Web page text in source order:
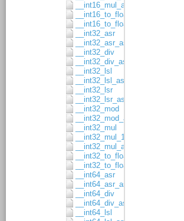
__int16_mul_asgn
__int16_to_float32
__int16_to_float64
__int32_asr
__int32_asr_asgn
__int32_div
__int32_div_asgn
__int32_lsl
__int32_lsl_asgn
__int32_lsr
__int32_lsr_asgn
__int32_mod
__int32_mod_asgn
__int32_mul
__int32_mul_16x16
__int32_mul_asgn
__int32_to_float32
__int32_to_float64
__int64_asr
__int64_asr_asgn
__int64_div
__int64_div_asgn
__int64_lsl